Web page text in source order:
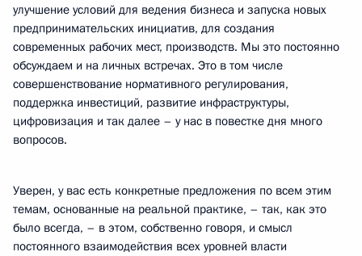
улучшение условий для ведения бизнеса и запуска новых
предпринимательских инициатив, для создания
современных рабочих мест, производств. Мы это постоянно
обсуждаем и на личных встречах. Это в том числе
совершенствование нормативного регулирования,
поддержка инвестиций, развитие инфраструктуры,
цифровизация и так далее – у нас в повестке дня много
вопросов.
Уверен, у вас есть конкретные предложения по всем этим
темам, основанные на реальной практике, – так, как это
было всегда, – в этом, собственно говоря, и смысл
постоянного взаимодействия всех уровней власти